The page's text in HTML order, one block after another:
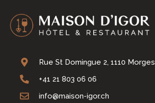
Rue St Domingue 2, 1110 Morges
+41 21 803 06 06
info@maison-igor.ch